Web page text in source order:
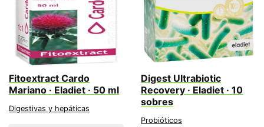
Fitoextract Cardo
Mariano · Eladiet · 50 ml
Digestivas y hepáticas
Digest Ultrabiotic
Recovery · Eladiet · 10
sobres
Probióticos